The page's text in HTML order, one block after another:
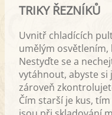
TRIKY ŘEZNÍKŮ
Uvnitř chladících
umělým
Nestyďte se a
vytáhnout, abyste
zároveň
Čím starší je kus,